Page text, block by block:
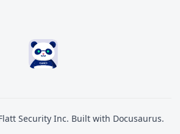
Security Inc. Built with Docusaurus.